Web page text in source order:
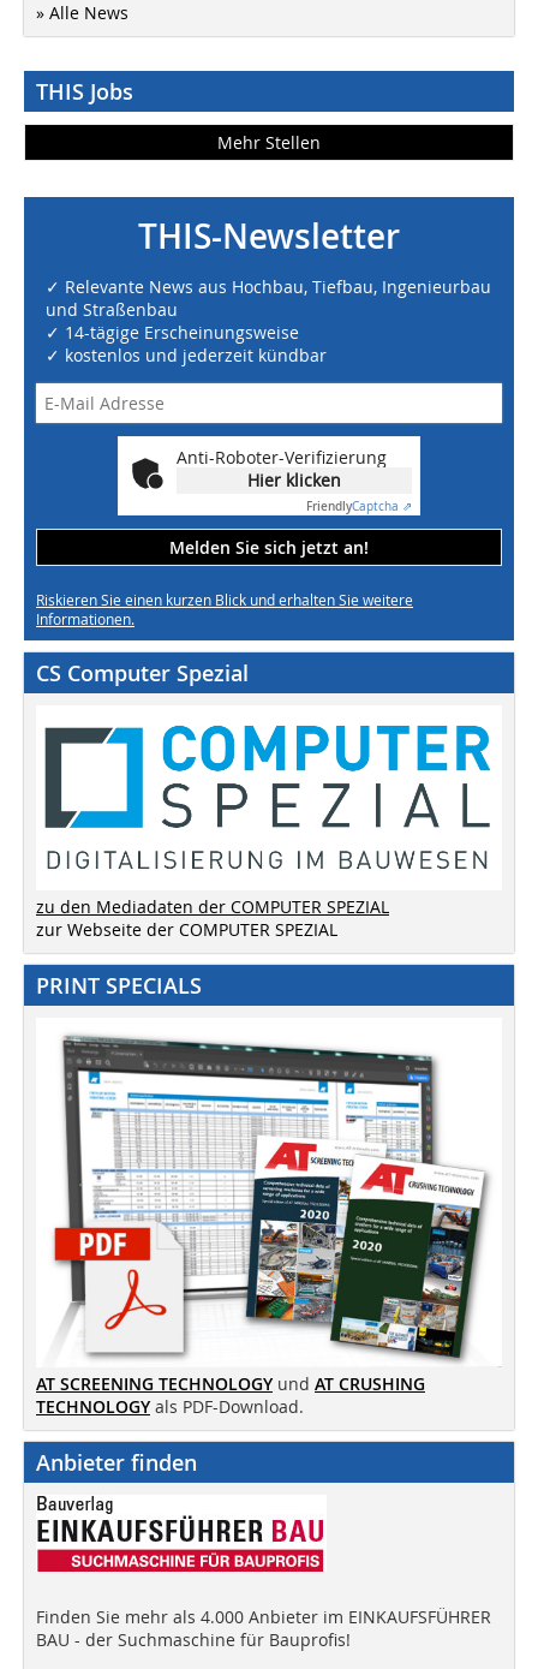
» Alle News
THIS Jobs
Mehr Stellen
THIS-Newsletter
✓ Relevante News aus Hochbau, Tiefbau, Ingenieurbau
und Straßenbau
✓ 14-tägige Erscheinungsweise
✓ kostenlos und jederzeit kündbar
Anti-Roboter-Verifizierung
Hier klicken
FriendlyCaptcha ⇗
Melden Sie sich jetzt an!
Riskieren Sie einen kurzen Blick und erhalten Sie weitere
Informationen.
CS Computer Spezial
zu den Mediadaten der COMPUTER SPEZIAL
zur Webseite der COMPUTER SPEZIAL
PRINT SPECIALS
AT SCREENING TECHNOLOGY und AT CRUSHING
TECHNOLOGY als PDF-Download.
Anbieter finden
Finden Sie mehr als 4.000 Anbieter im EINKAUFSFÜHRER
BAU - der Suchmaschine für Bauprofis!